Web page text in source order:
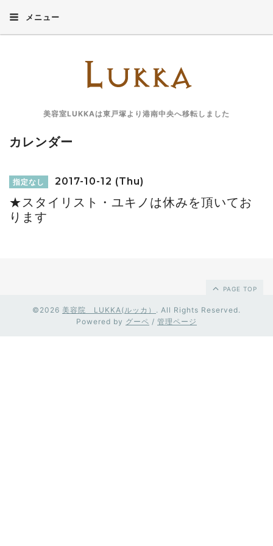
メニュー
美容室LUKKAは東戸塚より港南中央へ移転しました
カレンダー
指定なし 2017-10-12 (Thu)
★スタイリスト・ユキノは休みを頂いてお
ります
PAGE TOP
©2026 美容院 LUKKA(ルッカ） . All Rights Reserved.
Powered by グーペ / 管理ページ